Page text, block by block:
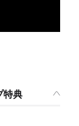
特典